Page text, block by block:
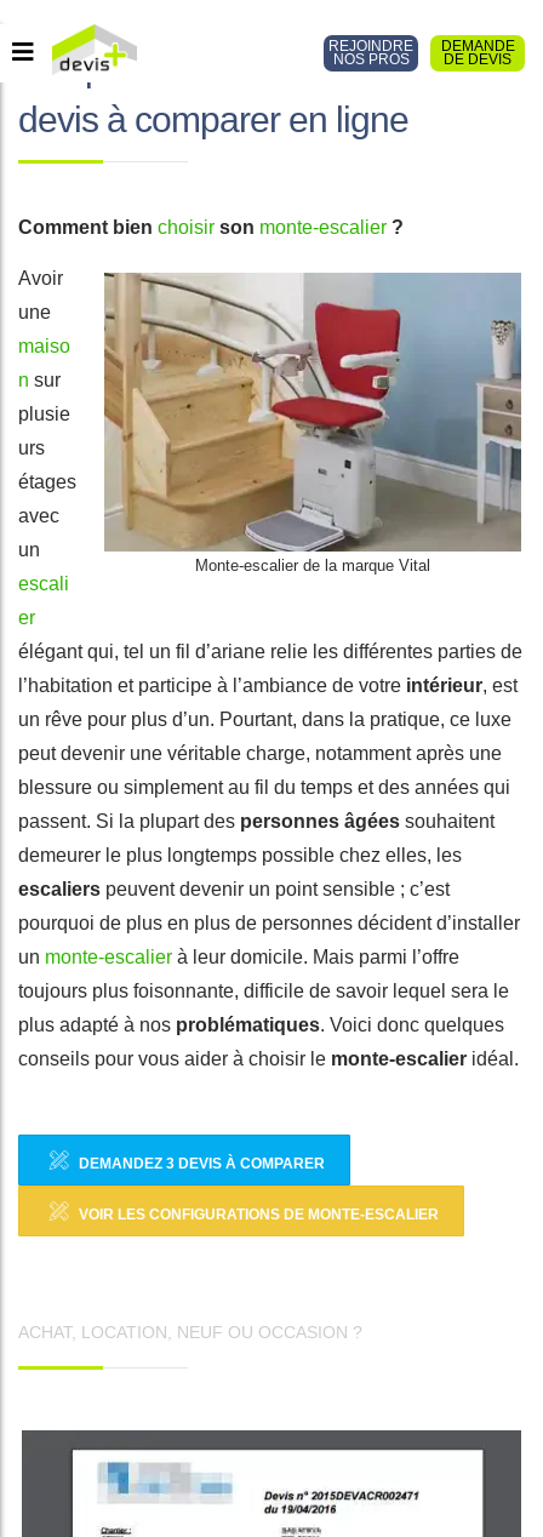
DEMANDE
DE DEVIS
REJOINDRE
NOS PROS
Prix pour un monte-escalier : 3
devis à comparer en ligne
Comment bien choisir son monte-escalier ?
Monte-escalier de la marque Vital
Avoir
une
maiso
n sur
plusie
urs
étages
avec
un
escali
er
élégant qui, tel un fil d’ariane relie les différentes parties de
l’habitation et participe à l’ambiance de votre intérieur, est
un rêve pour plus d’un. Pourtant, dans la pratique, ce luxe
peut devenir une véritable charge, notamment après une
blessure ou simplement au fil du temps et des années qui
passent. Si la plupart des personnes âgées souhaitent
demeurer le plus longtemps possible chez elles, les
escaliers peuvent devenir un point sensible ; c’est
pourquoi de plus en plus de personnes décident d’installer
un monte-escalier à leur domicile. Mais parmi l’offre
toujours plus foisonnante, difficile de savoir lequel sera le
plus adapté à nos problématiques. Voici donc quelques
conseils pour vous aider à choisir le monte-escalier idéal.
DEMANDEZ 3 DEVIS À COMPARER
VOIR LES CONFIGURATIONS DE MONTE-ESCALIER
ACHAT, LOCATION, NEUF OU OCCASION ?